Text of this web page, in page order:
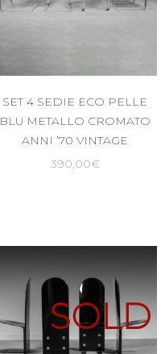
SET 4 SEDIE ECO PELLE
BLU METALLO CROMATO
ANNI ’70 VINTAGE
390,00€
SOLD